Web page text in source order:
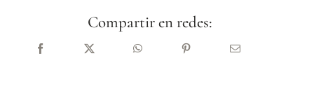
Compartir en redes: